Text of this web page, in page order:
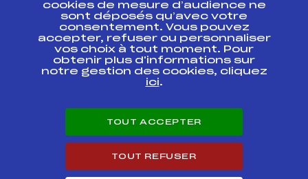
Projet de performance fédéral
Antidopage
Pôle Développement, Formation, Suivi
Scientifique
Listes ministérielles
Pôle vie de l’athlète
Enseignement professionnel
Carrières
cookies de mesure d’audience ne
sont déposés qu’avec votre
consentement. Vous pouvez
accepter, refuser ou personnaliser
vos choix à tout moment. Pour
obtenir plus d'informations sur
notre gestion des cookies, cliquez
ici.
TOUT ACCEPTER
TOUT REFUSER